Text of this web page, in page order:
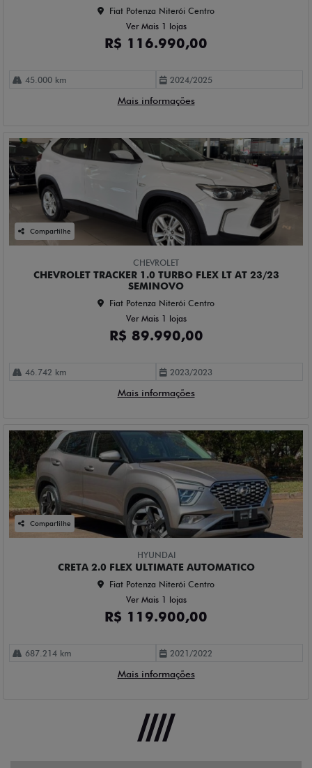
Fiat Potenza Niterói Centro
Ver Mais 1 lojas
R$ 116.990,00
45.000 km 2024/2025
Mais informações
Compartilhe
CHEVROLET
CHEVROLET TRACKER 1.0 TURBO FLEX LT AT 23/23
SEMINOVO
Fiat Potenza Niterói Centro
Ver Mais 1 lojas
R$ 89.990,00
46.742 km 2023/2023
Mais informações
Compartilhe
HYUNDAI
CRETA 2.0 FLEX ULTIMATE AUTOMATICO
Fiat Potenza Niterói Centro
Ver Mais 1 lojas
R$ 119.900,00
687.214 km 2021/2022
Mais informações